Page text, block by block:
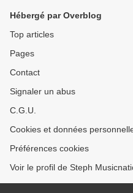
Hébergé par Overblog
Top articles
Pages
Contact
Signaler un abus
C.G.U.
Cookies et données
Préférences cookies
Voir le profil de Steph